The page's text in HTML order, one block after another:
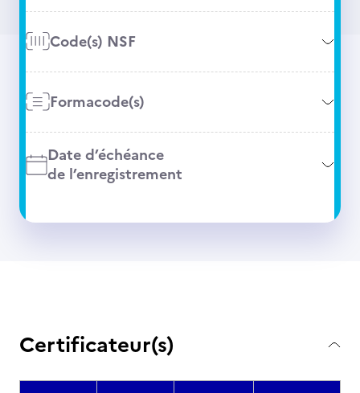
Code(s) NSF
Formacode(s)
Date d’échéance
de l’enregistrement
Certificateur(s)